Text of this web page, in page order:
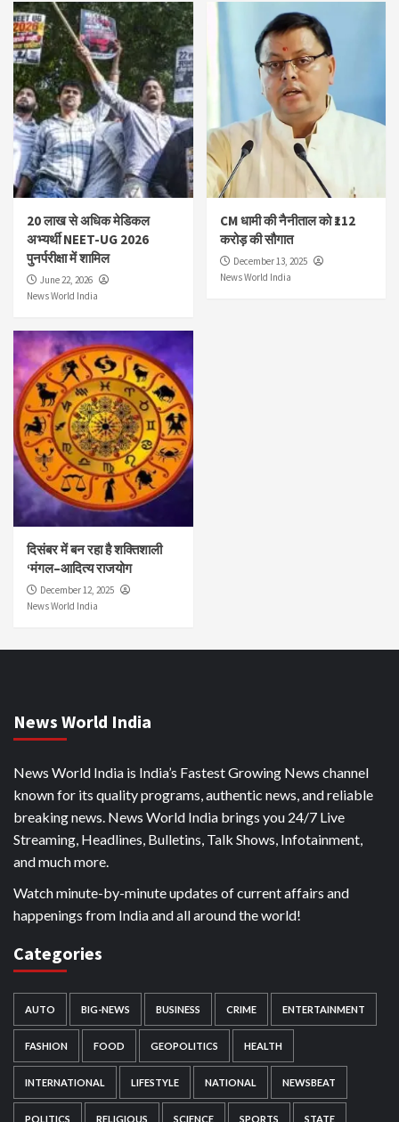
20 लाख से अधिक मेडिकल
अभ्यर्थी NEET-UG 2026
पुनर्परीक्षा में शामिल
June 22, 2026
News World India
CM धामी की नैनीताल को ₹112
करोड़ की सौगात
December 13, 2025
News World India
दिसंबर में बन रहा है शक्तिशाली
‘मंगल–आदित्य राजयोग
December 12, 2025
News World India
News World India
News World India is India’s Fastest Growing News channel
known for its quality programs, authentic news, and reliable
breaking news. News World India brings you 24/7 Live
Streaming, Headlines, Bulletins, Talk Shows, Infotainment,
and much more.
Watch minute-by-minute updates of current affairs and
happenings from India and all around the world!
Categories
AUTO BIG-NEWS BUSINESS CRIME ENTERTAINMENT
FASHION FOOD GEOPOLITICS HEALTH
INTERNATIONAL LIFESTYLE NATIONAL NEWSBEAT
POLITICS RELIGIOUS SCIENCE SPORTS STATE